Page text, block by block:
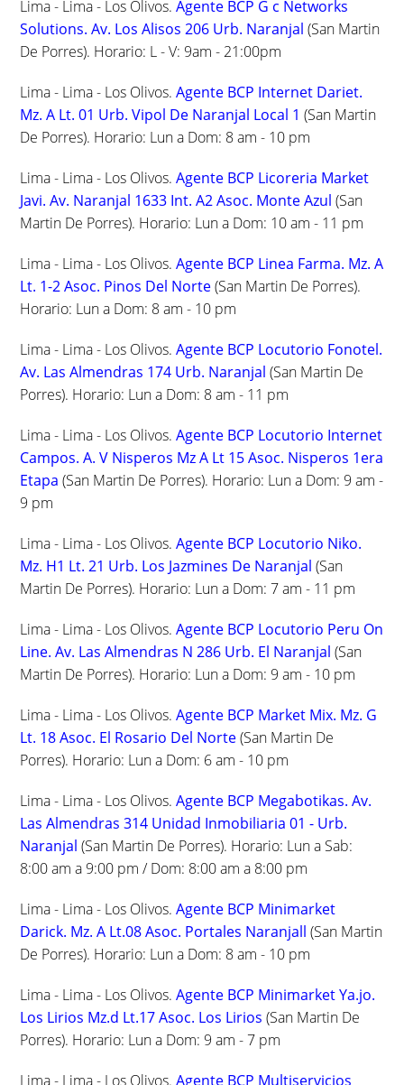
Lima - Lima - Los Olivos.Agente BCP G c Networks
Solutions. Av. Los Alisos 206 Urb. Naranjal (San Martin
De Porres). Horario: L - V: 9am - 21:00pm
Lima - Lima - Los Olivos.Agente BCP Internet Dariet.
Mz. A Lt. 01 Urb. Vipol De Naranjal Local 1 (San Martin
De Porres). Horario: Lun a Dom: 8 am - 10 pm
Lima - Lima - Los Olivos.Agente BCP Licoreria Market
Javi. Av. Naranjal 1633 Int. A2 Asoc. Monte Azul (San
Martin De Porres). Horario: Lun a Dom: 10 am - 11 pm
Lima - Lima - Los Olivos.Agente BCP Linea Farma. Mz. A
Lt. 1-2 Asoc. Pinos Del Norte(San Martin De Porres).
Horario: Lun a Dom: 8 am - 10 pm
Lima - Lima - Los Olivos.Agente BCP Locutorio Fonotel.
Av. Las Almendras 174 Urb. Naranjal (San Martin De
Porres). Horario: Lun a Dom: 8 am - 11 pm
Lima - Lima - Los Olivos.Agente BCP Locutorio Internet
Campos. A. V Nisperos Mz A Lt 15 Asoc. Nisperos 1era
Etapa (San Martin De Porres). Horario: Lun a Dom: 9 am -
9 pm
Lima - Lima - Los Olivos.Agente BCP Locutorio Niko.
Mz. H1 Lt. 21 Urb. Los Jazmines De Naranjal (San
Martin De Porres). Horario: Lun a Dom: 7 am - 11 pm
Lima - Lima - Los Olivos.Agente BCP Locutorio Peru On
Line. Av. Las Almendras N 286 Urb. El Naranjal (San
Martin De Porres). Horario: Lun a Dom: 9 am - 10 pm
Lima - Lima - Los Olivos.Agente BCP Market Mix. Mz. G
Lt. 18 Asoc. El Rosario Del Norte(San Martin De
Porres). Horario: Lun a Dom: 6 am - 10 pm
Lima - Lima - Los Olivos.Agente BCP Megabotikas. Av.
Las Almendras 314 Unidad Inmobiliaria 01 - Urb.
Naranjal (San Martin De Porres). Horario: Lun a Sab:
8:00 am a 9:00 pm / Dom: 8:00 am a 8:00 pm
Lima - Lima - Los Olivos.Agente BCP Minimarket
Darick. Mz. A Lt.08 Asoc. Portales Naranjall (San Martin
De Porres). Horario: Lun a Dom: 8 am - 10 pm
Lima - Lima - Los Olivos.Agente BCP Minimarket Ya.jo.
Los Lirios Mz.d Lt.17 Asoc. Los Lirios (San Martin De
Porres). Horario: Lun a Dom: 9 am - 7 pm
Lima - Lima - Los Olivos.Agente BCP Multiservicios